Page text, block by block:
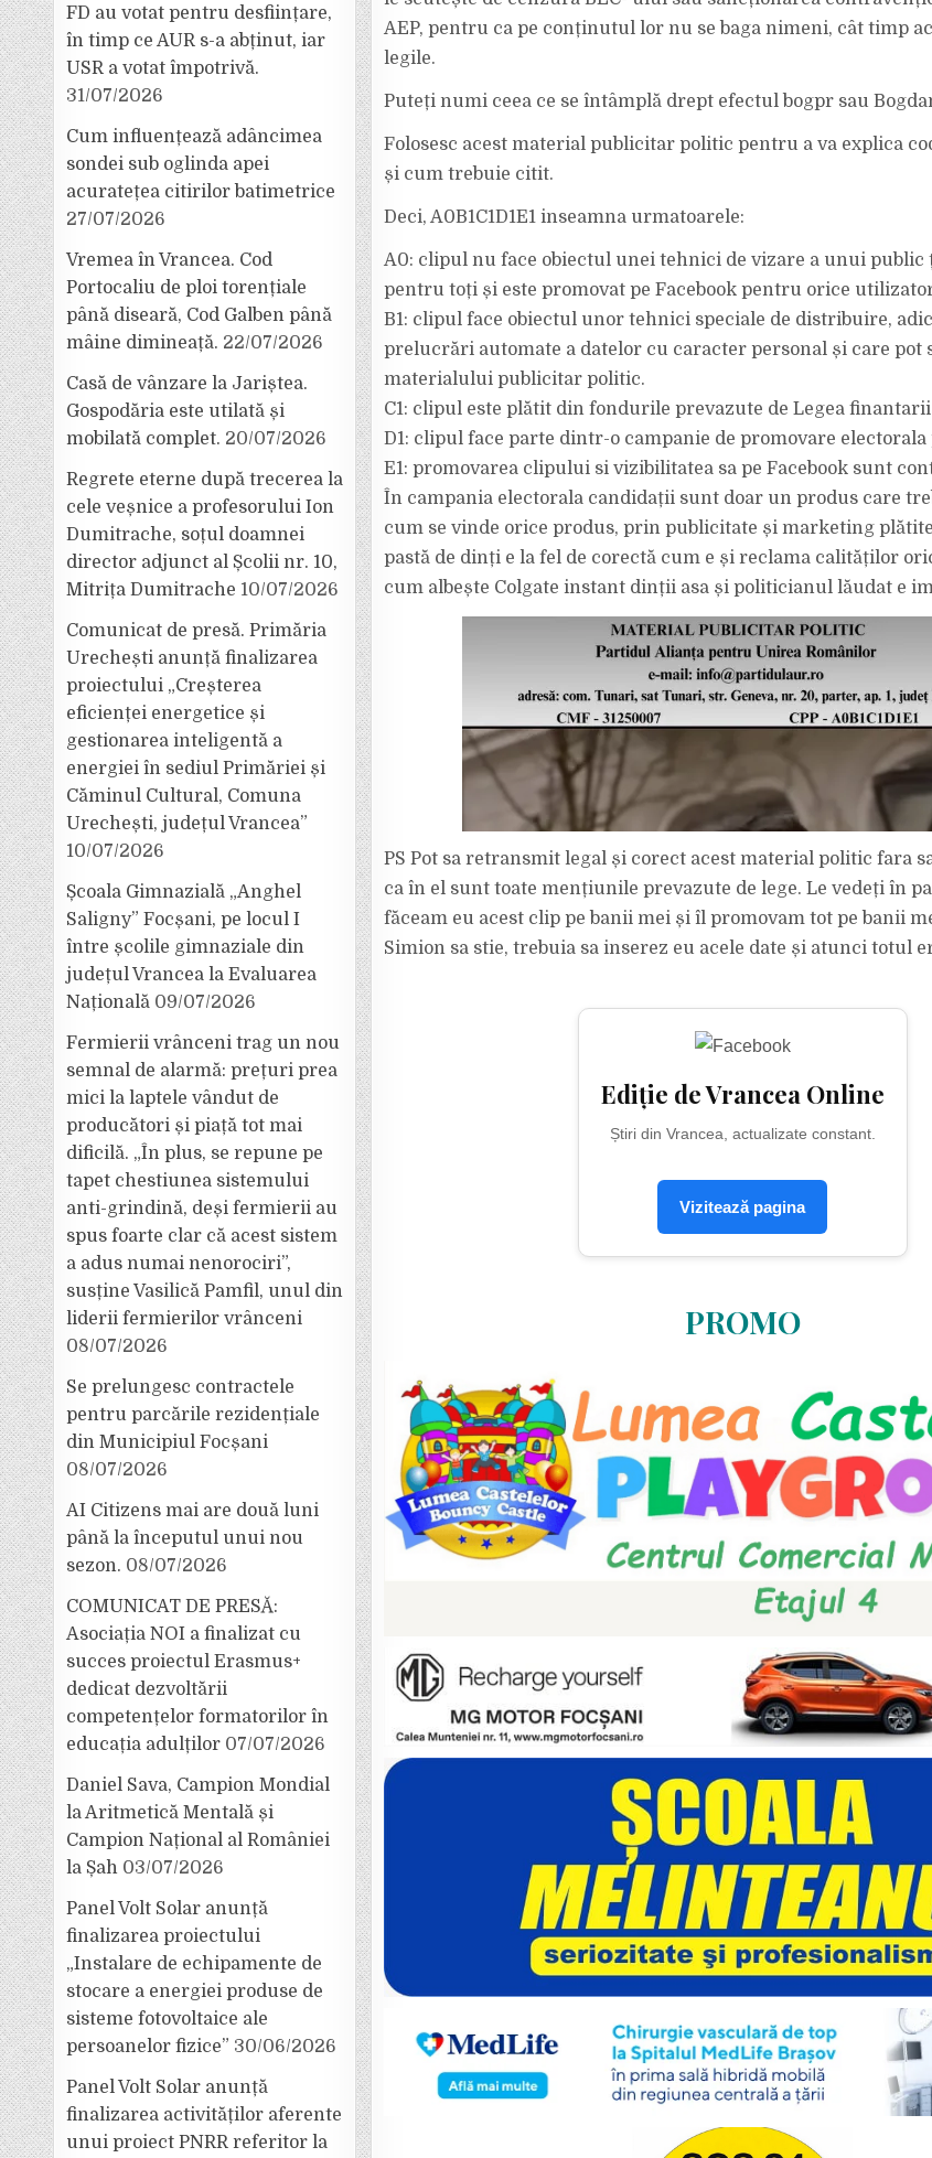
AEP, pentru ca pe conținutul lor nu se baga nimeni, cât timp
legile.
Puteți numi ceea ce se întâmplă drept efectul bogpr sau
Folosesc acest material publicitar politic pentru a va explica
și cum trebuie citit.
Deci, A0B1C1D1E1 inseamna urmatoarele:
A0: clipul nu face obiectul unei tehnici de vizare a unui public
pentru toți și este promovat pe Facebook pentru orice
B1: clipul face obiectul unor tehnici speciale de distribuire,
prelucrări automate a datelor cu caracter personal și care pot
materialului publicitar politic.
C1: clipul este plătit din fondurile prevazute de Legea
D1: clipul face parte dintr-o campanie de promovare
E1: promovarea clipului si vizibilitatea sa pe Facebook sunt
În campania electorala candidații sunt doar un produs care
cum se vinde orice produs, prin publicitate și marketing
pastă de dinți e la fel de corectă cum e și reclama calităților
cum albește Colgate instant dinții asa și politicianul lăudat e
PS Pot sa retransmit legal și corect acest material politic fara
ca în el sunt toate mențiunile prevazute de lege. Le vedeți în
făceam eu acest clip pe banii mei și îl promovam tot pe banii
Simion sa stie, trebuia sa inserez eu acele date și atunci totul
Ediție de Vrancea Online
Știri din Vrancea, actualizate constant.
Vizitează pagina
PROMO
FD au votat pentru desființare,
în timp ce AUR s-a abținut, iar
USR a votat împotrivă.
31/07/2026
Cum influențează adâncimea
sondei sub oglinda apei
acuratețea citirilor batimetrice
27/07/2026
Vremea în Vrancea. Cod
Portocaliu de ploi torențiale
până diseară, Cod Galben până
mâine dimineață. 22/07/2026
Casă de vânzare la Jariștea.
Gospodăria este utilată și
mobilată complet. 20/07/2026
Regrete eterne după trecerea la
cele veșnice a profesorului Ion
Dumitrache, soțul doamnei
director adjunct al Școlii nr. 10,
Mitrița Dumitrache 10/07/2026
Comunicat de presă. Primăria
Urechești anunță finalizarea
proiectului „Creșterea
eficienței energetice și
gestionarea inteligentă a
energiei în sediul Primăriei și
Căminul Cultural, Comuna
Urechești, județul Vrancea”
10/07/2026
Școala Gimnazială „Anghel
Saligny” Focșani, pe locul I
între școlile gimnaziale din
județul Vrancea la Evaluarea
Națională 09/07/2026
Fermierii vrânceni trag un nou
semnal de alarmă: prețuri prea
mici la laptele vândut de
producători și piață tot mai
dificilă. „În plus, se repune pe
tapet chestiunea sistemului
anti-grindină, deși fermierii au
spus foarte clar că acest sistem
a adus numai nenorociri”,
susține Vasilică Pamfil, unul din
liderii fermierilor vrânceni
08/07/2026
Se prelungesc contractele
pentru parcările rezidențiale
din Municipiul Focșani
08/07/2026
AI Citizens mai are două luni
până la începutul unui nou
sezon. 08/07/2026
COMUNICAT DE PRESĂ:
Asociația NOI a finalizat cu
succes proiectul Erasmus+
dedicat dezvoltării
competențelor formatorilor în
educația adulților 07/07/2026
Daniel Sava, Campion Mondial
la Aritmetică Mentală și
Campion Național al României
la Șah 03/07/2026
Panel Volt Solar anunță
finalizarea proiectului
„Instalare de echipamente de
stocare a energiei produse de
sisteme fotovoltaice ale
persoanelor fizice” 30/06/2026
Panel Volt Solar anunță
finalizarea activităților aferente
unui proiect PNRR referitor la